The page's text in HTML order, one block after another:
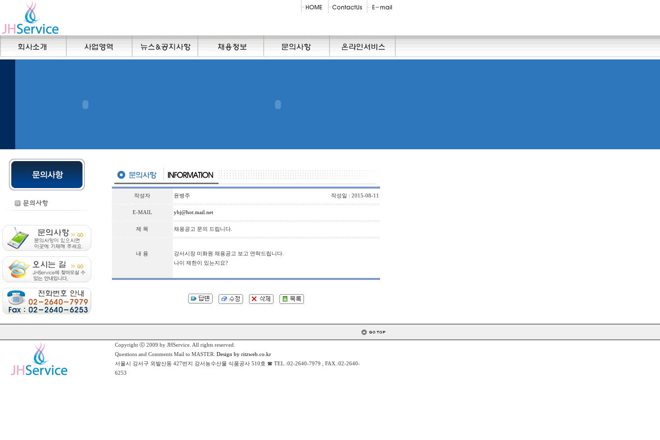
작성자 윤병주 작성일 : 2015-08-11
E-MAIL ybj@hot.mail.net
제 목 채용공고 문의 드립니다.
내 용
강서시장 미화원 채용공고 보고 연락드립니다.
나이 제한이 있는지요?
Copyright ⓒ 2009 by JHService. All rights reserved.
Questions and Comments Mail to MASTER.
Design by ritzweb.co.kr
서울시 강서구 외발산동 427번지 강서농수산물 식품공사 510호 ☎ TEL.:02-2640-7979 , FAX.:02-2640-
6253